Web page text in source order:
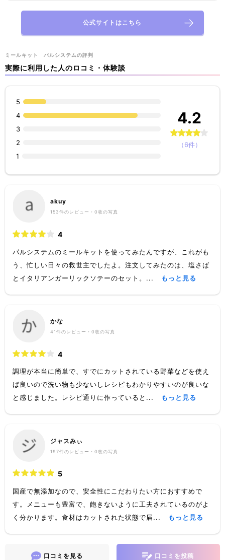
公式サイトはこちら
ミールキット パルシステムの評判
実際に利用した人のロコミ・体験談
5
4
3
2
1
4.2
（6件）
akuy
153件のレビュー・ 0枚の写真
4
パルシステムのミールキットを使ってみたんですが、これがも
う、忙しい日々の救世主でしたよ。注文してみたのは、塩さば
とイタリアンガーリックソテーのセット。...
もっと見る
かな
41件のレビュー・ 0枚の写真
4
調理が本当に簡単で、すでにカットされている野菜などを使え
ば良いので洗い物も少ないしレシピもわかりやすいのが良いな
と感じました。レシピ通りに作っていると...
もっと見る
ジャスみぃ
197件のレビュー・ 0枚の写真
5
国産で無添加なので、安全性にこだわりたい方におすすめで
す。メニューも豊富で、飽きないように工夫されているのがよ
く分かります。食材はカットされた状態で届...
もっと見る
口コミを見る 口コミを投稿